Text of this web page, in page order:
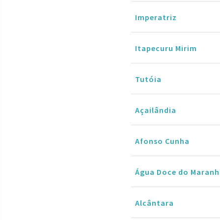
Imperatriz
Itapecuru Mirim
Tutóia
Açailândia
Afonso Cunha
Água Doce do
Alcântara